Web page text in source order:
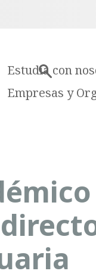
Estudia con
Empresas y